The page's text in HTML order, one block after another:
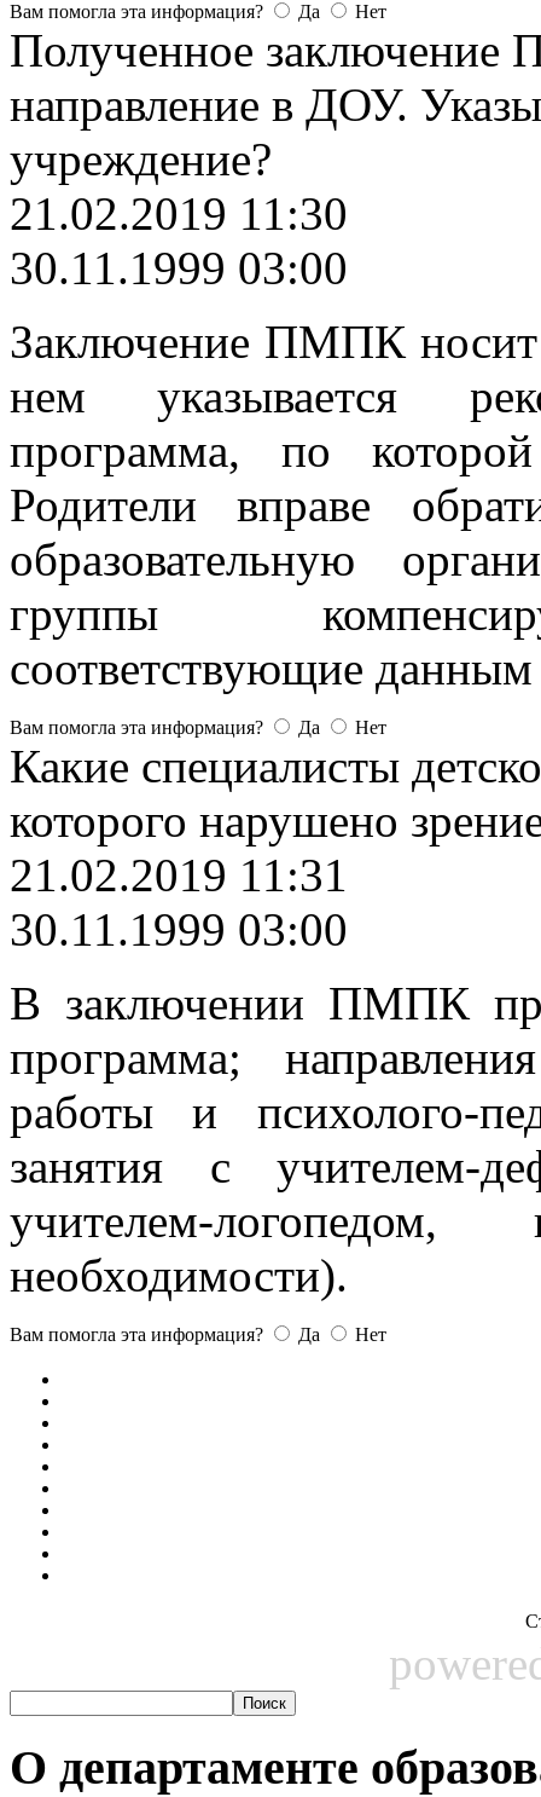
Вам помогла эта информация? Да Нет
Полученное заключение
направление в ДОУ.
учреждение?
21.02.2019 11:30
30.11.1999 03:00
Заключение ПМПК носит
нем указывается
программа, по
Родители вправе
образовательную
группы
соответствующие
Вам помогла эта информация? Да Нет
Какие специалисты
которого нарушено
21.02.2019 11:31
30.11.1999 03:00
В заключении ПМПК
программа;
работы и психолого-
занятия с учителем-
учителем-логопедом,
необходимости).
Вам помогла эта информация? Да Нет
О департаменте